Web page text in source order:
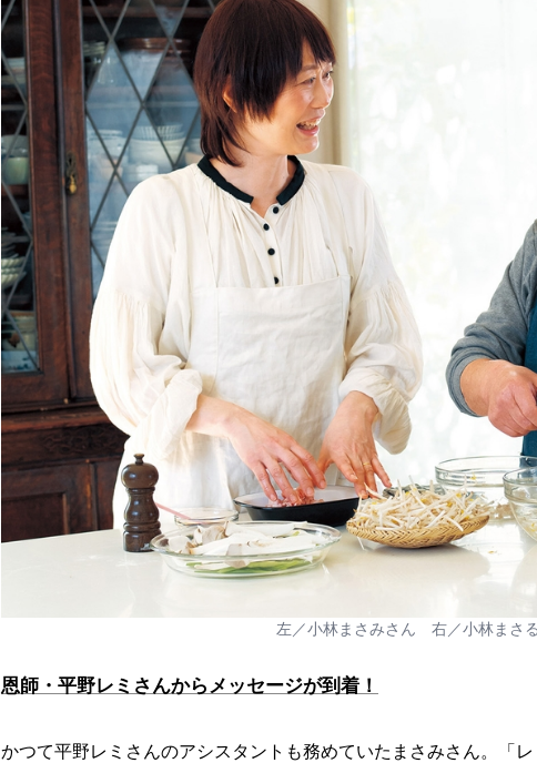
左／小林まさみさん 右／小林まさ
恩師・平野レミさんからメッセージが到着！
かつて平野レミさんのアシスタントも務めていたまさみさん。「レ